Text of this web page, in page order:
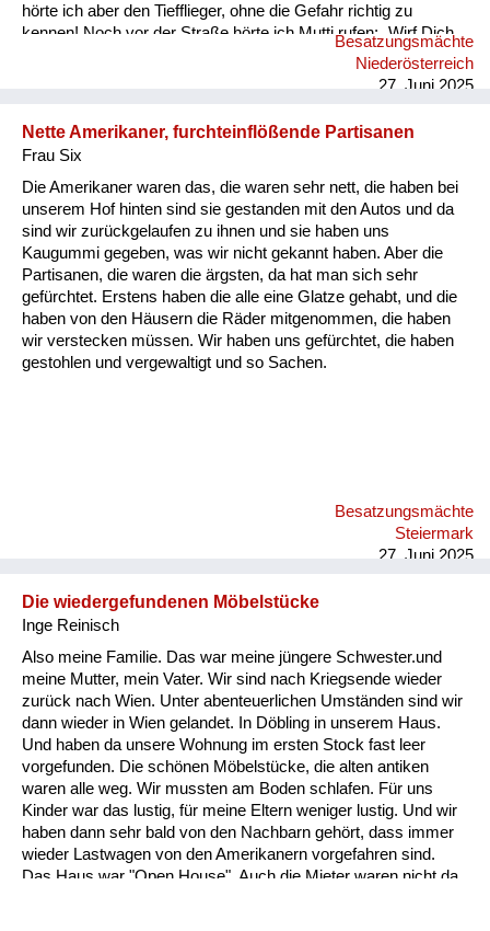
hörte ich aber den Tiefflieger, ohne die Gefahr richtig zu
kennen! Noch vor der Straße hörte ich Mutti rufen: „Wirf Dich
in die Stauden“ und tat es. Ich sah hinauf, im offenen Flugzeug
saßen 2 Soldaten mit Sturmhauben und einer mit Gewehr im
Besatzungsmächte
Niederösterreich
27. Juni 2025
Nette Amerikaner, furchteinflößende Partisanen
Frau Six
Die Amerikaner waren das, die waren sehr nett, die haben bei
unserem Hof hinten sind sie gestanden mit den Autos und da
sind wir zurückgelaufen zu ihnen und sie haben uns
Kaugummi gegeben, was wir nicht gekannt haben. Aber die
Partisanen, die waren die ärgsten, da hat man sich sehr
gefürchtet. Erstens haben die alle eine Glatze gehabt, und die
haben von den Häusern die Räder mitgenommen, die haben
wir verstecken müssen. Wir haben uns gefürchtet, die haben
gestohlen und vergewaltigt und so Sachen.
Besatzungsmächte
Steiermark
27. Juni 2025
Die wiedergefundenen Möbelstücke
Inge Reinisch
Also meine Familie. Das war meine jüngere Schwester.und
meine Mutter, mein Vater. Wir sind nach Kriegsende wieder
zurück nach Wien. Unter abenteuerlichen Umständen sind wir
dann wieder in Wien gelandet. In Döbling in unserem Haus.
Und haben da unsere Wohnung im ersten Stock fast leer
vorgefunden. Die schönen Möbelstücke, die alten antiken
waren alle weg. Wir mussten am Boden schlafen. Für uns
Kinder war das lustig, für meine Eltern weniger lustig. Und wir
haben dann sehr bald von den Nachbarn gehört, dass immer
wieder Lastwagen von den Amerikanern vorgefahren sind.
Das Haus war "Open House". Auch die Mieter waren nicht da,